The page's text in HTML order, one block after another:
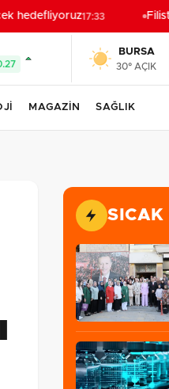
hedefliyoruz17:33
BURSA
30° AÇIK
MAGAZİN SAĞLIK
SICAK